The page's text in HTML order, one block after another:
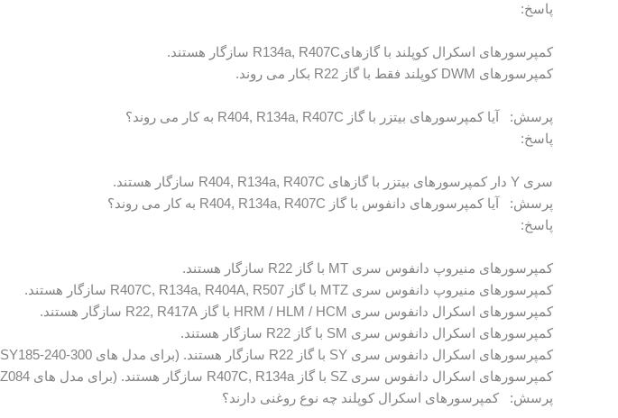
پاسخ:
کمپرسورهای اسکرال کوپلند با گازهایR134a, R407C سازگار هستند.
کمپرسورهای DWM کوپلند فقط با گاز R22 بکار می روند.
پرسش: آیا کمپرسورهای بیتزر با گاز R404, R134a, R407C به کار می روند؟
پاسخ:
سری Y دار کمپرسورهای بیتزر با گازهای R404, R134a, R407C سازگار هستند.
پرسش: آیا کمپرسورهای دانفوس با گاز R404, R134a, R407C به کار می روند؟
پاسخ:
کمپرسورهای منیروپ دانفوس سری MT با گاز R22 سازگار هستند.
کمپرسورهای منیروپ دانفوس سری MTZ با گاز R407C, R134a, R404A, R507 سازگار هستند.
کمپرسورهای اسکرال دانفوس سری HRM / HLM / HCM با گاز R22, R417A سازگار هستند.
کمپرسورهای اسکرال دانفوس سری SM با گاز R22 سازگار هستند.
کمپرسورهای اسکرال دانفوس سری SY با گاز R22 سازگار هستند. (برای مدل های SY185-240-300 گاز R40VC هم قابل استفاده است)
کمپرسورهای اسکرال دانفوس سری SZ با گاز R407C, R134a سازگار هستند. (برای مدل های SZ084 تا SZ185 گاز R404A , R507A هم قابل استفاده است)
پرسش: کمپرسورهای اسکرال کوپلند چه نوع روغنی دارند؟